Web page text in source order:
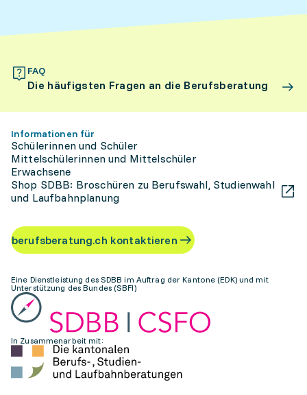
FAQ
Die häufigsten Fragen an die Berufsberatung
Informationen für
Schülerinnen und Schüler
Mittelschülerinnen und Mittelschüler
Erwachsene
Shop SDBB: Broschüren zu Berufswahl, Studienwahl
und Laufbahnplanung
berufsberatung.ch kontaktieren
Eine Dienstleistung des SDBB im Auftrag der Kantone (EDK) und mit
Unterstützung des Bundes (SBFI)
In Zusammenarbeit mit: